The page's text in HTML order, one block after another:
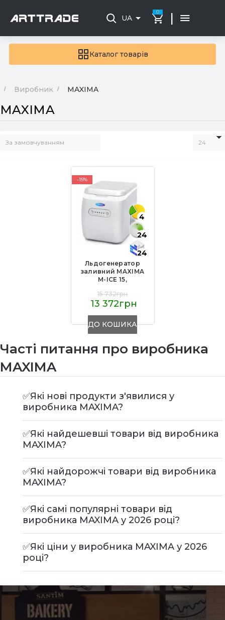
Каталог товарів
UA
0 |
Виробник MAXIMA
MAXIMA
-15%
4
24
24
Льдогенератор
заливний MAXIMA
M-ICE 15,
кг/добу, пластик,
370х280х335 мм,
15 732грн
13 372грн
ДО КОШИКА
Часті питання про виробника
MAXIMA
✅Які нові продукти з'явилися у
виробника MAXIMA?
✅Які найдешевші товари від виробника
MAXIMA?
✅Які найдорожчі товари від виробника
MAXIMA?
✅Які самі популярні товари від
виробника MAXIMA у 2026 році?
✅Які ціни у виробника MAXIMA у 2026
році?